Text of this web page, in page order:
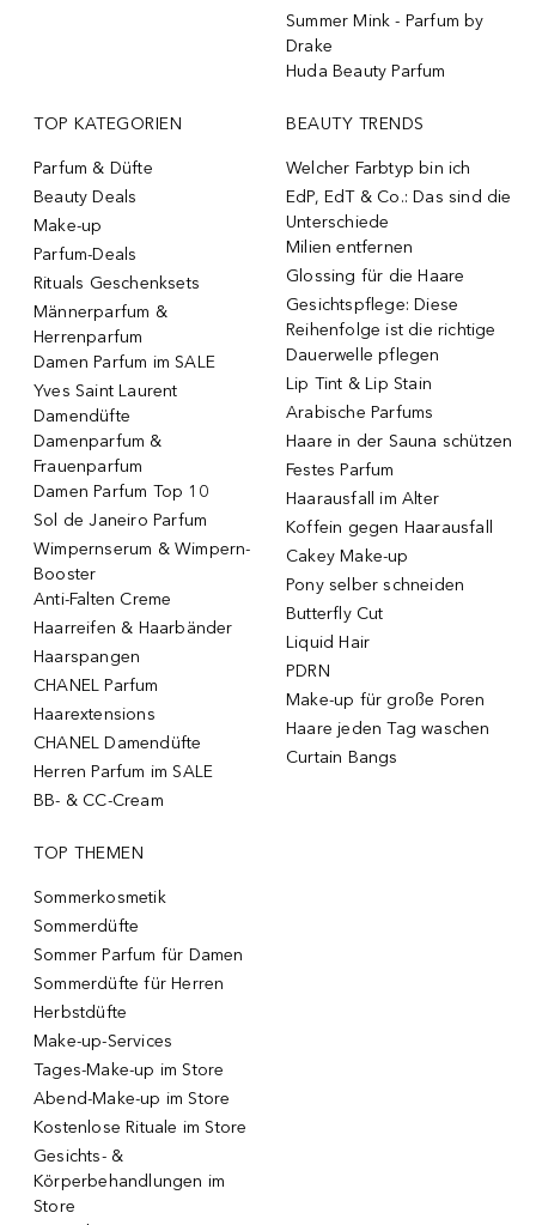
Summer Mink - Parfum by
Drake
Huda Beauty Parfum
TOP KATEGORIEN
Parfum & Düfte
Beauty Deals
Make-up
Parfum-Deals
Rituals Geschenksets
Männerparfum &
Herrenparfum
Damen Parfum im SALE
Yves Saint Laurent
Damendüfte
Damenparfum &
Frauenparfum
Damen Parfum Top 10
Sol de Janeiro Parfum
Wimpernserum & Wimpern-
Booster
Anti-Falten Creme
Haarreifen & Haarbänder
Haarspangen
CHANEL Parfum
Haarextensions
CHANEL Damendüfte
Herren Parfum im SALE
BB- & CC-Cream
BEAUTY TRENDS
Welcher Farbtyp bin ich
EdP, EdT & Co.: Das sind die
Unterschiede
Milien entfernen
Glossing für die Haare
Gesichtspflege: Diese
Reihenfolge ist die richtige
Dauerwelle pflegen
Lip Tint & Lip Stain
Arabische Parfums
Haare in der Sauna schützen
Festes Parfum
Haarausfall im Alter
Koffein gegen Haarausfall
Cakey Make-up
Pony selber schneiden
Butterfly Cut
Liquid Hair
PDRN
Make-up für große Poren
Haare jeden Tag waschen
Curtain Bangs
TOP THEMEN
Sommerkosmetik
Sommerdüfte
Sommer Parfum für Damen
Sommerdüfte für Herren
Herbstdüfte
Make-up-Services
Tages-Make-up im Store
Abend-Make-up im Store
Kostenlose Rituale im Store
Gesichts- &
Körperbehandlungen im
Store